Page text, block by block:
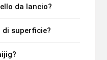
da lancio?
di superficie?